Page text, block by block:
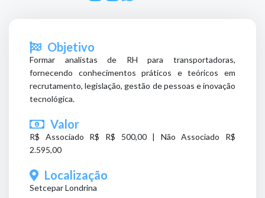
Objetivo
Formar analistas de RH para transportadoras,
fornecendo conhecimentos práticos e teóricos em
recrutamento, legislação, gestão de pessoas e inovação
tecnológica.
Valor
R$ Associado R$ R$ 500,00 | Não Associado R$
2.595,00
Localização
Setcepar Londrina